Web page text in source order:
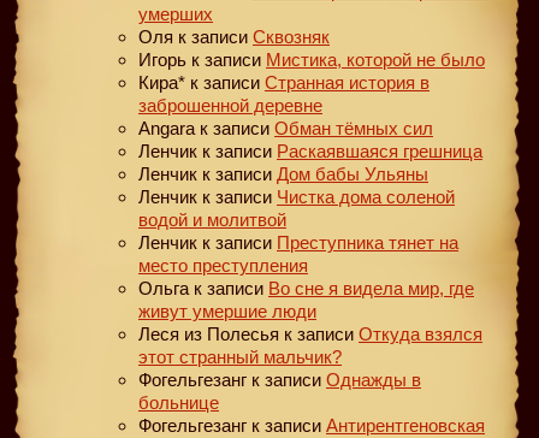
умерших
Оля к записи Сквозняк
Игорь к записи Мистика, которой не было
Кира* к записи Странная история в
заброшенной деревне
Angara к записи Обман тёмных сил
Ленчик к записи Раскаявшаяся грешница
Ленчик к записи Дом бабы Ульяны
Ленчик к записи Чистка дома соленой
водой и молитвой
Ленчик к записи Преступника тянет на
место преступления
Ольга к записи Во сне я видела мир, где
живут умершие люди
Леся из Полесья к записи Откуда взялся
этот странный мальчик?
Фогельгезанг к записи Однажды в
больнице
Фогельгезанг к записи Антирентгеновская